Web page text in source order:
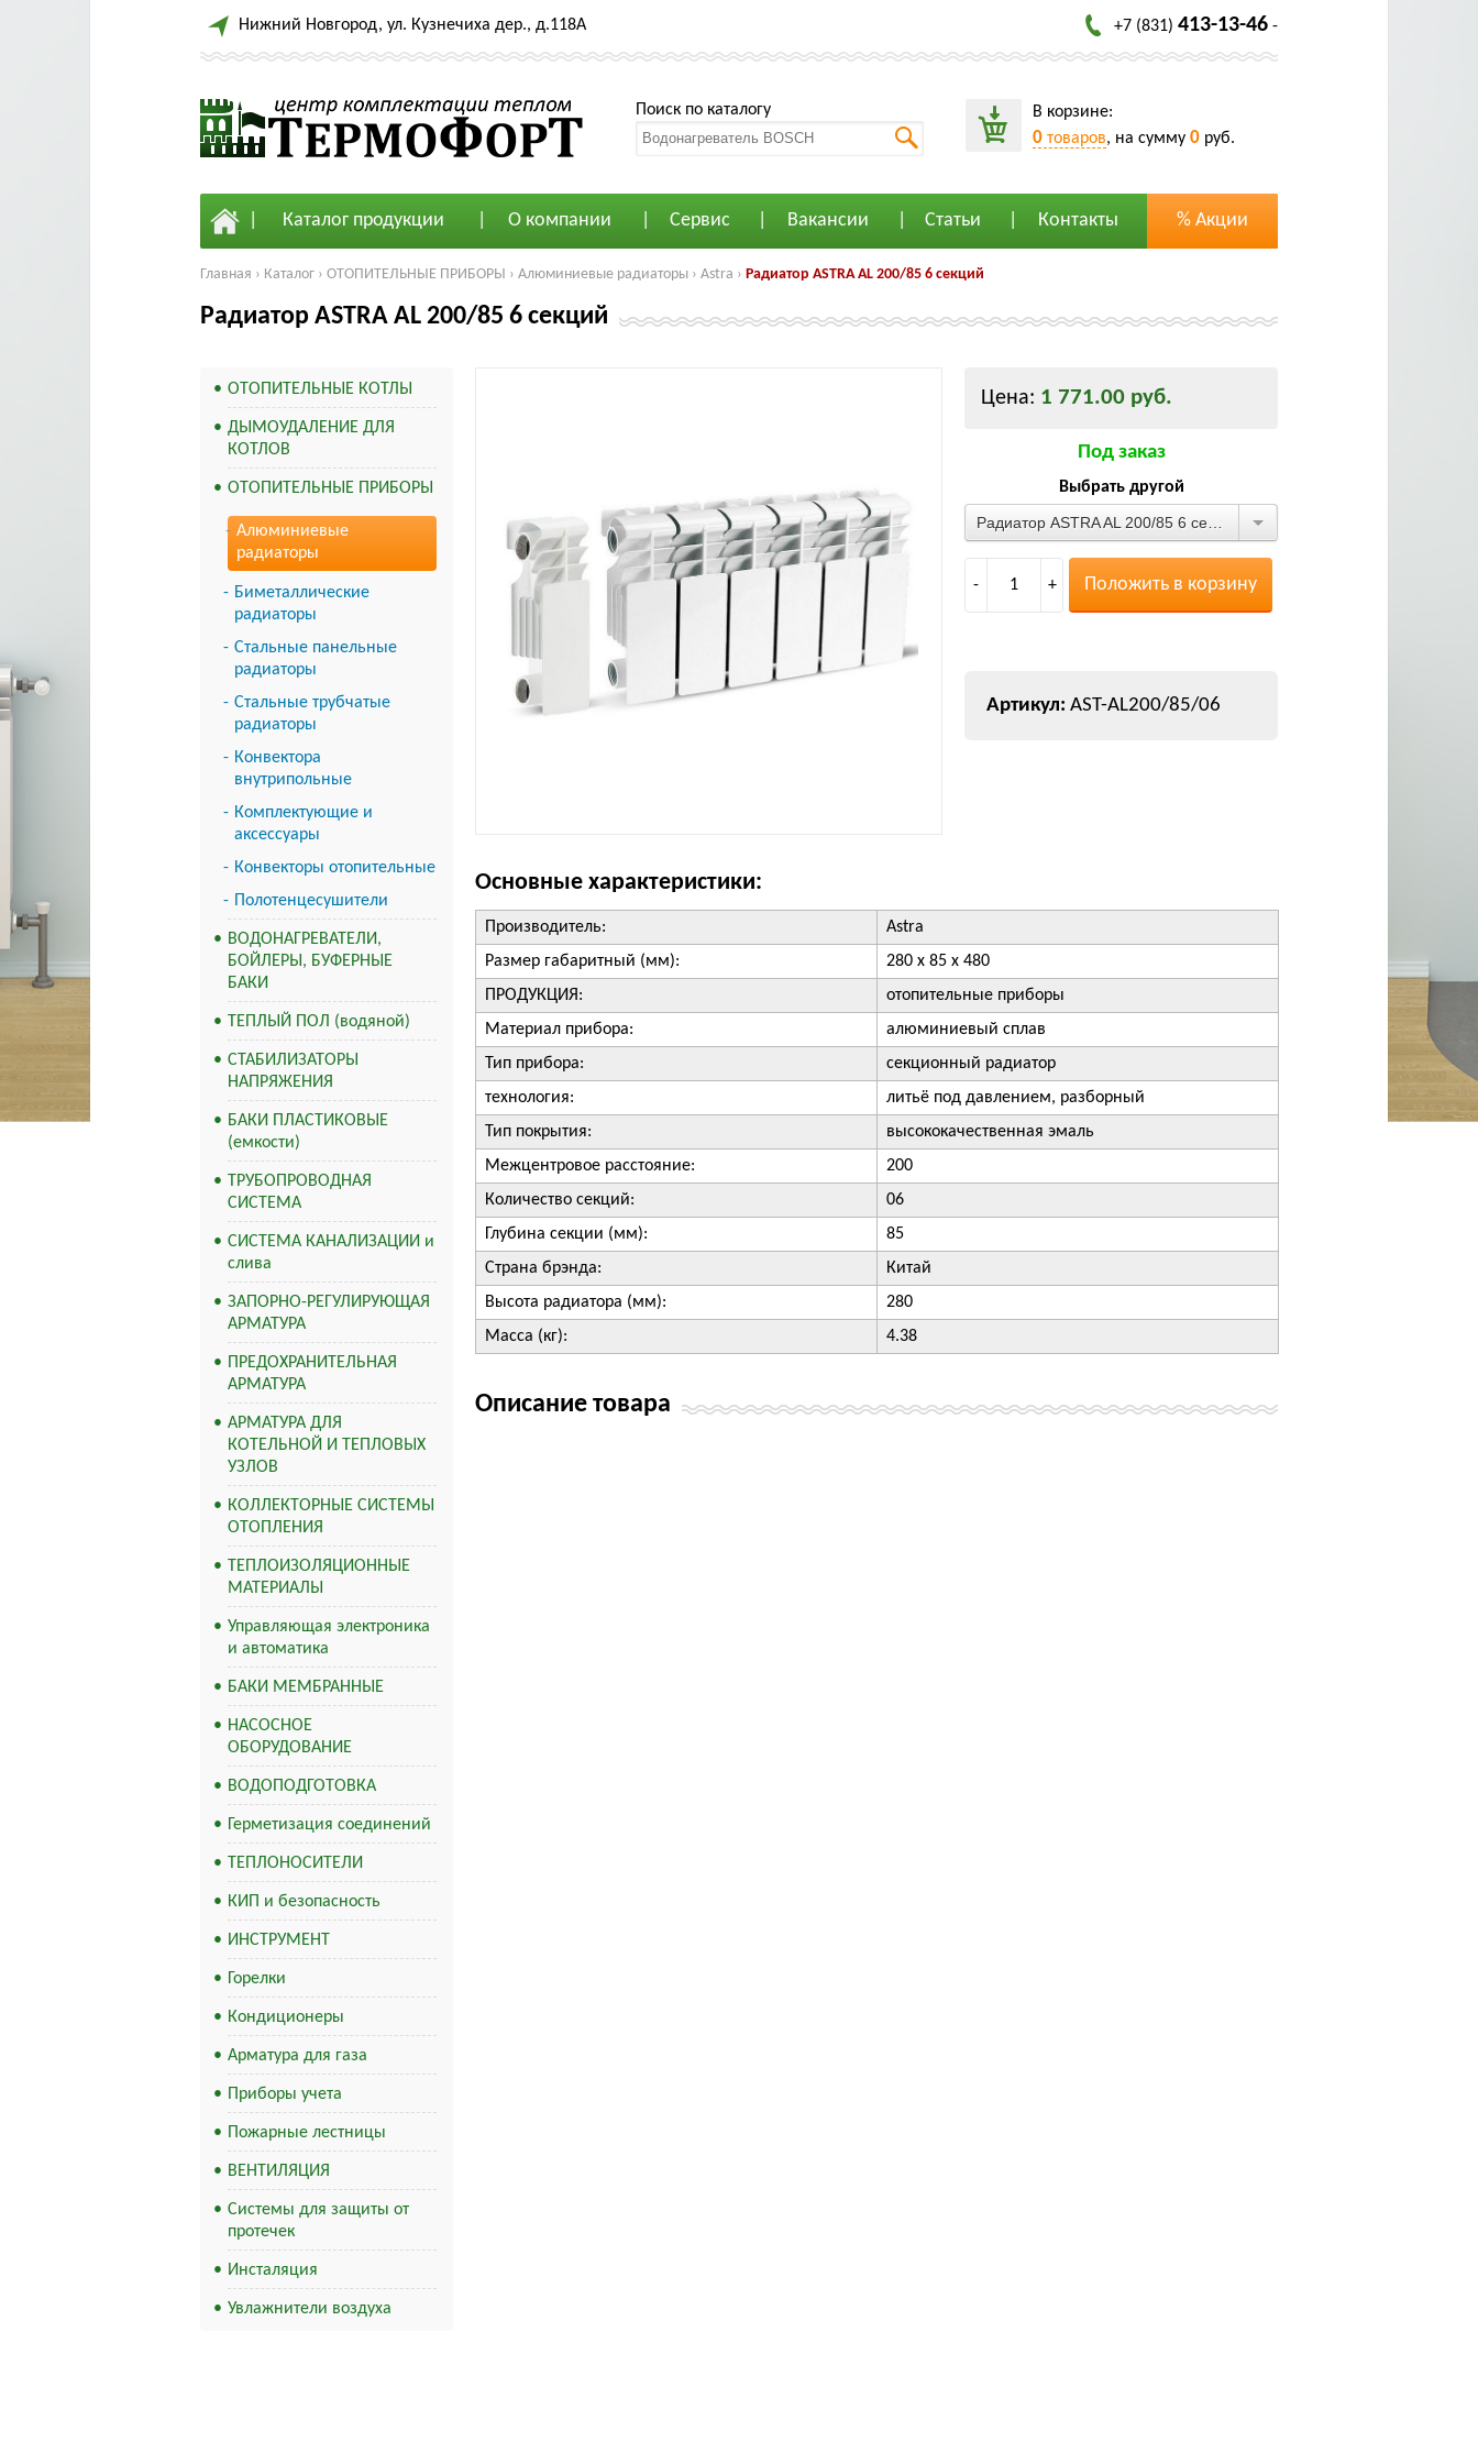
Нижний Новгород, ул. Кузнечиха дер., д.118А +7 (831) 413-13-46 -
Поиск по каталогу В корзине:
0 товаров, на сумму 0 руб.
Каталог продукции О компании Сервис Вакансии Статьи Контакты % Акции
Главная › Каталог › ОТОПИТЕЛЬНЫЕ ПРИБОРЫ › Алюминиевые радиаторы › Astra › Радиатор ASTRA AL 200/85 6 секций
Радиатор ASTRA AL 200/85 6 секций
ОТОПИТЕЛЬНЫЕ КОТЛЫ
ДЫМОУДАЛЕНИЕ ДЛЯ
КОТЛОВ
ОТОПИТЕЛЬНЫЕ ПРИБОРЫ
Алюминиевые
радиаторы
Биметаллические
радиаторы
Стальные панельные
радиаторы
Стальные трубчатые
радиаторы
Конвектора
внутрипольные
Комплектующие и
аксессуары
Конвекторы отопительные
Полотенцесушители
ВОДОНАГРЕВАТЕЛИ,
БОЙЛЕРЫ, БУФЕРНЫЕ
БАКИ
ТЕПЛЫЙ ПОЛ (водяной)
СТАБИЛИЗАТОРЫ
НАПРЯЖЕНИЯ
БАКИ ПЛАСТИКОВЫЕ
(емкости)
ТРУБОПРОВОДНАЯ
СИСТЕМА
СИСТЕМА КАНАЛИЗАЦИИ и
слива
ЗАПОРНО-РЕГУЛИРУЮЩАЯ
АРМАТУРА
ПРЕДОХРАНИТЕЛЬНАЯ
АРМАТУРА
АРМАТУРА ДЛЯ
КОТЕЛЬНОЙ И ТЕПЛОВЫХ
УЗЛОВ
КОЛЛЕКТОРНЫЕ СИСТЕМЫ
ОТОПЛЕНИЯ
ТЕПЛОИЗОЛЯЦИОННЫЕ
МАТЕРИАЛЫ
Управляющая электроника
и автоматика
БАКИ МЕМБРАННЫЕ
НАСОСНОЕ
ОБОРУДОВАНИЕ
ВОДОПОДГОТОВКА
Герметизация соединений
ТЕПЛОНОСИТЕЛИ
КИП и безопасность
ИНСТРУМЕНТ
Горелки
Кондиционеры
Арматура для газа
Приборы учета
Пожарные лестницы
ВЕНТИЛЯЦИЯ
Системы для защиты от
протечек
Инсталяция
Увлажнители воздуха
Цена: 1 771.00 руб.
Под заказ
Выбрать другой
- 1 + Положить в корзину
AST-AL200/85/06
Основные характеристики:
Производитель:
Astra
Размер габаритный (мм):
280 х 85 х 480
ПРОДУКЦИЯ:
отопительные приборы
Материал прибора:
алюминиевый сплав
Тип прибора:
секционный радиатор
технология:
литьё под давлением, разборный
Тип покрытия:
высококачественная эмаль
Межцентровое расстояние:
200
Количество секций:
06
Глубина секции (мм):
85
Страна брэнда:
Китай
Высота радиатора (мм):
280
Масса (кг):
4.38
Описание товара